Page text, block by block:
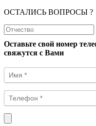
ОСТАЛИСЬ ВОПРОСЫ ?
Оставьте свой номер
свяжутся с Вами